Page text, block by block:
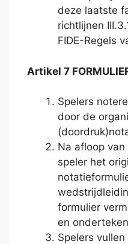
deze laatste
richtlijnen
FIDE-Regels
Artikel 7
Spelers
door de
Na afloop
speler het
formulier
en
Spelers